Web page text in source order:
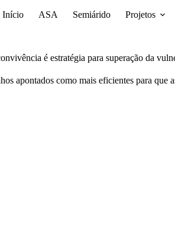
Início ASA Semiárido Projetos
é estratégia para superação da
apontados como mais eficientes para que